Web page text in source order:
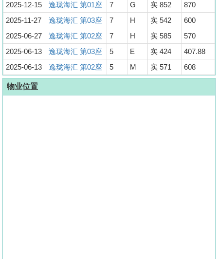
2025-12-15
逸珑海汇 第01座 7 G 实 852
870
2025-11-27
逸珑海汇 第03座 7 H 实 542
600
2025-06-27
逸珑海汇 第02座 7 H 实 585
570
2025-06-13
逸珑海汇 第03座 5 E 实 424
407.88
2025-06-13
逸珑海汇 第02座 5 M 实 571 608
物业位置